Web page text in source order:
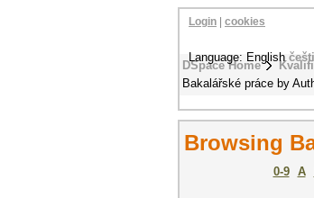
DSpace Home
Bakalářské práce by
Login cookies
Language: English
Browsing
0-9 A